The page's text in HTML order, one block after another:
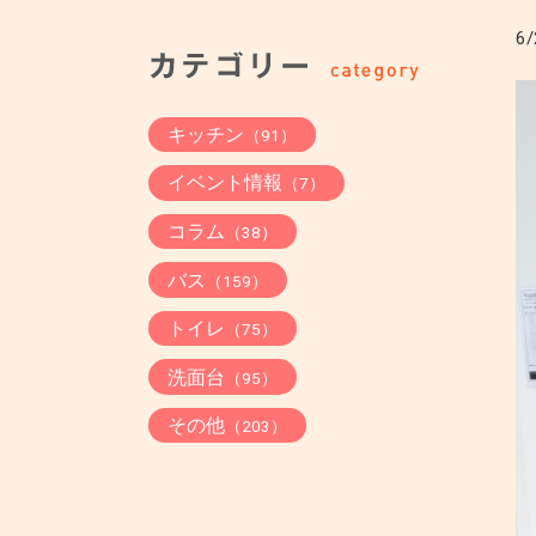
キッチン （91）
イベント情報 （7）
コラム （38）
バス （159）
トイレ （75）
洗面台 （95）
その他（203）